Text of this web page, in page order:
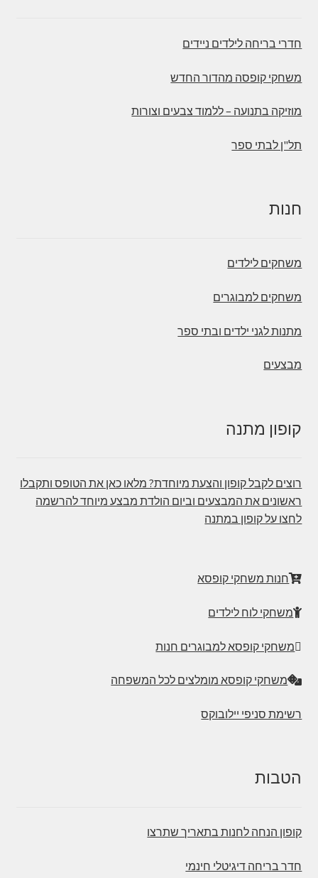
חדרי בריחה לילדים ניידים
משחקי קופסה מהדור החדש
מוזיקה בתנועה – ללמוד צבעים וצורות
תל"ן לבתי ספר
חנות
משחקים לילדים
משחקים למבוגרים
מתנות לגני ילדים ובתי ספר
מבצעים
קופון מתנה
רוצים לקבל קופון והצעת מיוחדת? מלאו כאן את הטופס ותקבלו
ראשונים את המבצעים וביום הולדת מבצע מיוחד להרשמה
לחצו על קופון במתנה
חנות משחקי קופסא
משחקי לוח לילדים
משחקי קופסא למבוגרים חנות
משחקי קופסא מומלצים לכל המשפחה
רשימת סניפי יילובוקס
הטבות
קופון הנחה לחנות בתאריך שתרצו
חדר בריחה דיגיטלי חינמי